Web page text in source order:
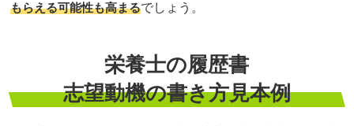
もらえる可能性も高まるでしょう。
栄養士の履歴書
志望動機の書き方見本例